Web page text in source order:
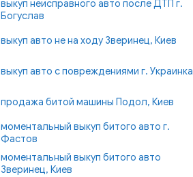
выкуп неисправного авто после ДТП г.
Богуслав
выкуп авто не на ходу Зверинец, Киев
выкуп авто с повреждениями г. Украинка
продажа битой машины Подол, Киев
моментальный выкуп битого авто г.
Фастов
моментальный выкуп битого авто
Зверинец, Киев